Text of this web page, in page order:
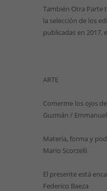
También Otra Parte
la selección de los
publicadas en 2017,
ARTE
Comerme los ojos
Guzmán /
Materia, forma y
Mario Scorzelli
El presente está
Federico Baeza